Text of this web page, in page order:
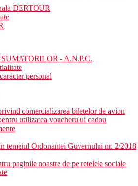
DERTOUR
- A.N.P.C.
personal
comercializarea biletelor de avion
utilizarea voucherului cadou
temeiul Ordonantei Guvernului nr. 2/2018
paginile noastre de pe retelele sociale